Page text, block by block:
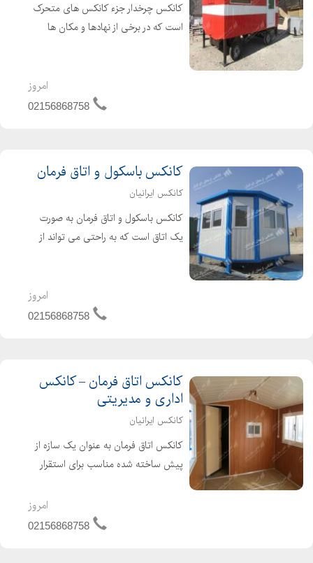
کانکس چرخدار جزء کانکس های متحرک
است که در برخی از نهادها و مکان ها
کانکس در ابعاد مختلفی ساخته می شود
که امکان حمل و نقل آن بر...
امروز
02156868758
کانکس باسکول و اتاق فرمان
کانکس ایرانیان
کانکس باسکول و اتاق فرمان به صورت
یک اتاق است که به راحتی می تواند از
و غبار، طوفان و باد و باران را از خود عبور
امروز
02156868758
کانکس اتاق فرمان – کانکس
اداری و مدیریتی
کانکس ایرانیان
کانکس اتاق فرمان به عنوان یک سازه از
پیش ساخته شده مناسب برای استقرار
پروژه های مختلف می باشد. کانکس
اداری و مدیریتی به گونه ای پلان بندی
امروز
02156868758